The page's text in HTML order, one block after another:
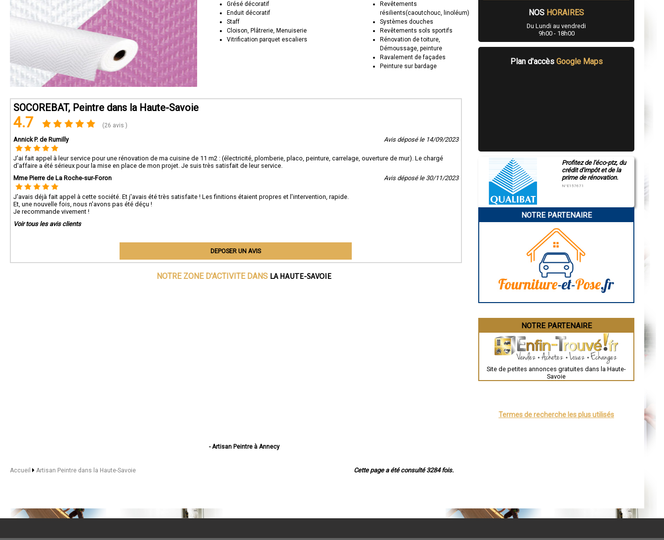
Grésé décoratif
Enduit décoratif
Staff
Cloison, Plâtrerie, Menuiserie
Vitrification parquet escaliers
Revêtements
résilients(caoutchouc, linoléum)
Systèmes douches
Revêtements sols sportifs
Rénovation de toiture,
Démoussage, peinture
Ravalement de façades
Peinture sur bardage
SOCOREBAT, Peintre dans la Haute-Savoie
4.7 (26 avis )
Annick P. de Rumilly Avis déposé le 14/09/2023
J'ai fait appel à leur service pour une rénovation de ma cuisine de 11 m2 : (électricité, plomberie, placo, peinture, carrelage, ouverture de mur). Le chargé
d'affaire a été sérieux pour la mise en place de mon projet. Je suis très satisfait de leur service.
Mme Pierre de La Roche-sur-Foron
Avis déposé le 30/11/2023
J'avais déjà fait appel à cette société. Et j'avais été très satisfaite ! Les finitions étaient propres et l'intervention, rapide.
Et, une nouvelle fois, nous n'avons pas été déçu !
Je recommande vivement !
Voir tous les avis clients
DEPOSER UN AVIS
NOTRE ZONE D'ACTIVITE DANS LA HAUTE-SAVOIE
- Artisan Peintre à Annecy
- Artisan Peintre à Sallanches
- Artisan Peintre à Rumilly
Cette page a été consulté 3284 fois.
Accueil Artisan Peintre dans la Haute-Savoie
NOS HORAIRES
Du Lundi au vendredi
9h00 - 18h00
Plan d'accès Google Maps
Profitez de l'éco-ptz, du
crédit d'impôt et de la
prime de rénovation.
N°E157671
NOTRE PARTENAIRE
NOTRE PARTENAIRE
Site de petites annonces gratuites dans la Haute-
Savoie
Termes de recherche les plus utilisés